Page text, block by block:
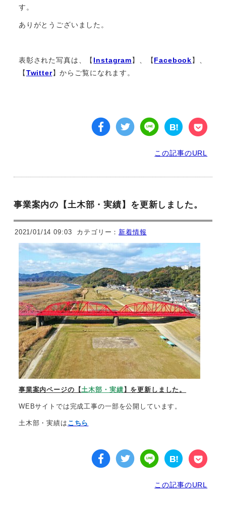
す。
ありがとうございました。
表彰された写真は、【 Instagram】、【Facebook】、
【Twitter】からご覧になれます。
この記事のURL
事業案内の【土木部・実績】を更新しました。
2021/01/14 09:03 カテゴリー： 新着情報
事業案内ページの【土木部・実績】を更新しました。
WEBサイトでは完成工事の一部を公開しています。
土木部・実績は こちら
この記事のURL